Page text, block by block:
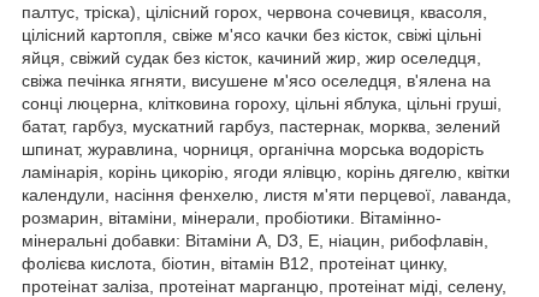
палтус, тріска), цілісний горох, червона сочевиця, квасоля,
цілісний картопля, свіже м'ясо качки без кісток, свіжі цільні
яйця, свіжий судак без кісток, качиний жир, жир оселедця,
свіжа печінка ягняти, висушене м'ясо оселедця, в'ялена на
сонці люцерна, клітковина гороху, цільні яблука, цільні груші,
батат, гарбуз, мускатний гарбуз, пастернак, морква, зелений
шпинат, журавлина, чорниця, органічна морська водорість
ламінарія, корінь цикорію, ягоди ялівцю, корінь дягелю, квітки
календули, насіння фенхелю, листя м'яти перцевої, лаванда,
розмарин, вітаміни, мінерали, пробіотики. Вітамінно-
мінеральні добавки: Вітаміни A, D3, E, ніацин, рибофлавін,
фолієва кислота, біотин, вітамін B12, протеінат цинку,
протеінат заліза, протеінат марганцю, протеінат міді, селену,